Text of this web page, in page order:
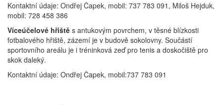
Kontaktní údaje: Ondřej Čapek, mobil: 737 783 091, Miloš Hejduk,
mobil: 728 458 386
Víceúčelové hřiště s antukovým povrchem, v těsné blízkosti
fotbalového hřiště, zázemí je v budově sokolovny. Součástí
sportovního areálu je i tréninková zeď pro tenis a doskočiště pro
skok daleký.
Kontaktní údaje: Ondřej Čapek, mobil:737 783 091